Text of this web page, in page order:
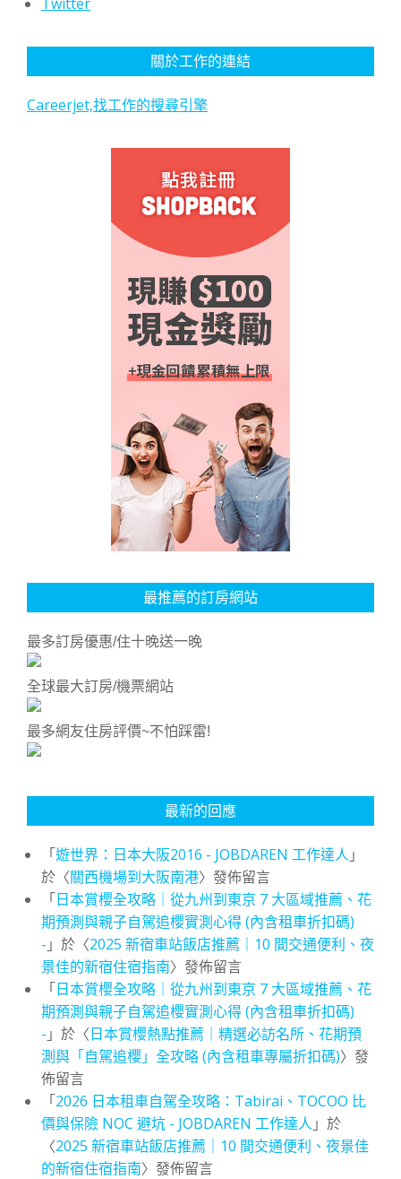
關於工作的連結
Careerjet,找工作的搜尋引擎
最推薦的訂房網站
最多訂房優惠/住十晚送一晚
全球最大訂房/機票網站
最多網友住房評價~不怕踩雷!
最新的回應
「遊世界：日本大阪2016 - JOBDAREN 工作達人 」
於〈關西機場到大阪南港〉發佈留言
「日本賞櫻全攻略｜從九州到東京 7 大區域推薦、花
期預測與親子自駕追櫻實測心得 (內含租車折扣碼)
- 」於〈2025 新宿車站飯店推薦｜10 間交通便利、夜
景佳的新宿住宿指南〉發佈留言
「日本賞櫻全攻略｜從九州到東京 7 大區域推薦、花
期預測與親子自駕追櫻實測心得 (內含租車折扣碼)
- 」於〈日本賞櫻熱點推薦｜精選必訪名所、花期預
測與「自駕追櫻」全攻略 (內含租車專屬折扣碼)〉發
佈留言
「2026 日本租車自駕全攻略：Tabirai、TOCOO 比
價與保險 NOC 避坑 - JOBDAREN 工作達人 」於
〈2025 新宿車站飯店推薦｜10 間交通便利、夜景佳
的新宿住宿指南〉發佈留言